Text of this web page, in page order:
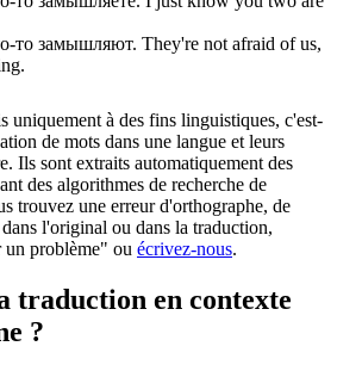
то замышляют. They're not afraid of us,
uniquement à des fins linguistiques, c'est-
de mots dans une langue et leurs
Ils sont extraits automatiquement des
des algorithmes de recherche de
trouvez une erreur d'orthographe, de
l'original ou dans la traduction,
problème" ou écrivez-nous.
traduction en contexte
?